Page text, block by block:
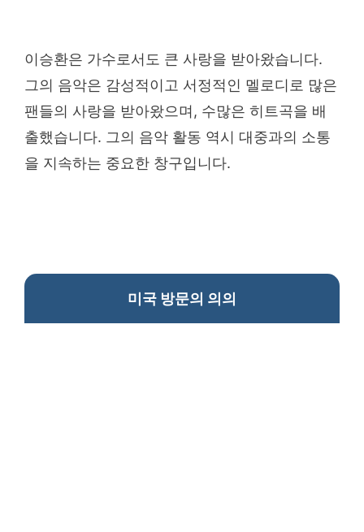
이승환은 가수로서도 큰 사랑을 받아왔습니다.
그의 음악은 감성적이고 서정적인 멜로디로 많은
팬들의 사랑을 받아왔으며, 수많은 히트곡을 배
출했습니다. 그의 음악 활동 역시 대중과의 소통
을 지속하는 중요한 창구입니다.
미국 방문의 의의